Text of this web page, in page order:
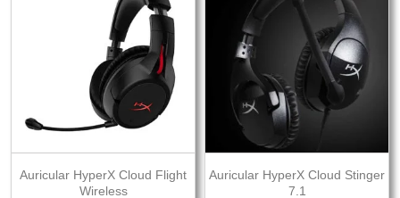
Auricular HyperX Cloud Flight
Wireless
Auricular HyperX Cloud Stinger
7.1